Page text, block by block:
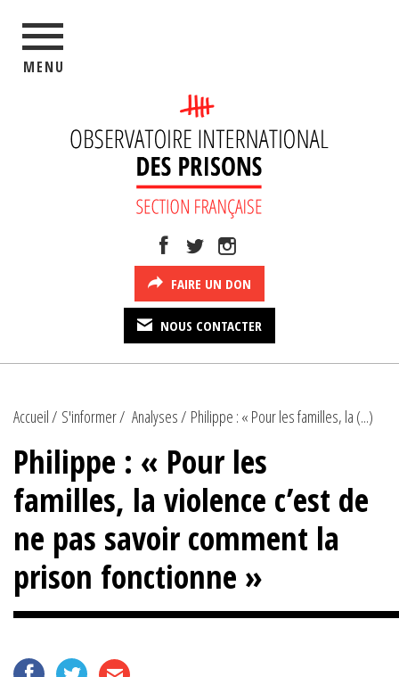
MENU
FAIRE UN DON
NOUS CONTACTER
Accueil S'informer Analyses Philippe : « Pour les familles, la (...)
Philippe : « Pour les
familles, la violence c’est de
ne pas savoir comment la
prison fonctionne »